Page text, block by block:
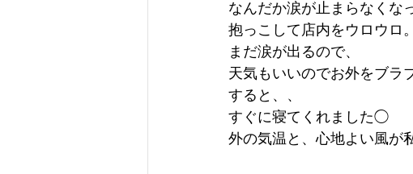
なんだか涙が止まらなくな
抱っこして店内をウロウロ。
まだ涙が出るので、
天気もいいのでお外をブラ
すると、、
すぐに寝てくれました◯
外の気温と、心地よい風が